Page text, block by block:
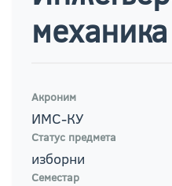
Акроним
ИМС-КУ
Статус предмета
изборни
Семестар